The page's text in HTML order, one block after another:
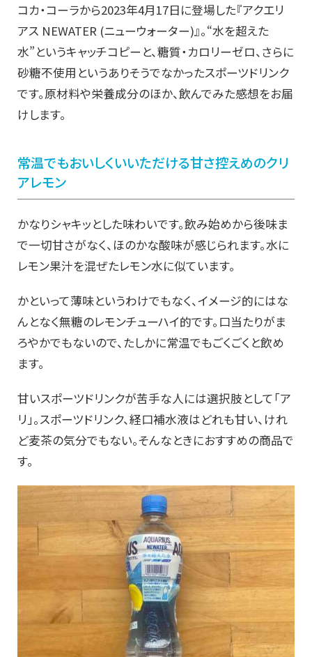
コカ・コーラから2023年4月17日に登場した『アクエリ
アス NEWATER (ニューウォーター)』。“水を超えた
水”というキャッチコピーと、糖質・カロリーゼロ、さらに
砂糖不使用というありそうでなかったスポーツドリンク
です。原材料や栄養成分のほか、飲んでみた感想をお届
けします。
常温でもおいしくいいただける甘さ控えめのクリ
アレモン
かなりシャキッとした味わいです。飲み始めから後味ま
で一切甘さがなく、ほのかな酸味が感じられます。水に
レモン果汁を混ぜたレモン水に似ています。
かといって薄味というわけでもなく、イメージ的にはな
んとなく無糖のレモンチューハイ的です。口当たりがま
ろやかでもないので、たしかに常温でもごくごくと飲め
ます。
甘いスポーツドリンクが苦手な人には選択肢として「ア
リ」。スポーツドリンク、経口補水液はどれも甘い、けれ
ど麦茶の気分でもない。そんなときにおすすめの商品で
す。